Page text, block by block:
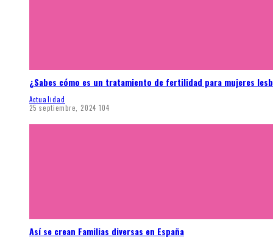
¿Sabes cómo es un tratamiento de fertilidad para mujeres
Actualidad
25 septiembre, 2024 104
Así se crean Familias diversas en España